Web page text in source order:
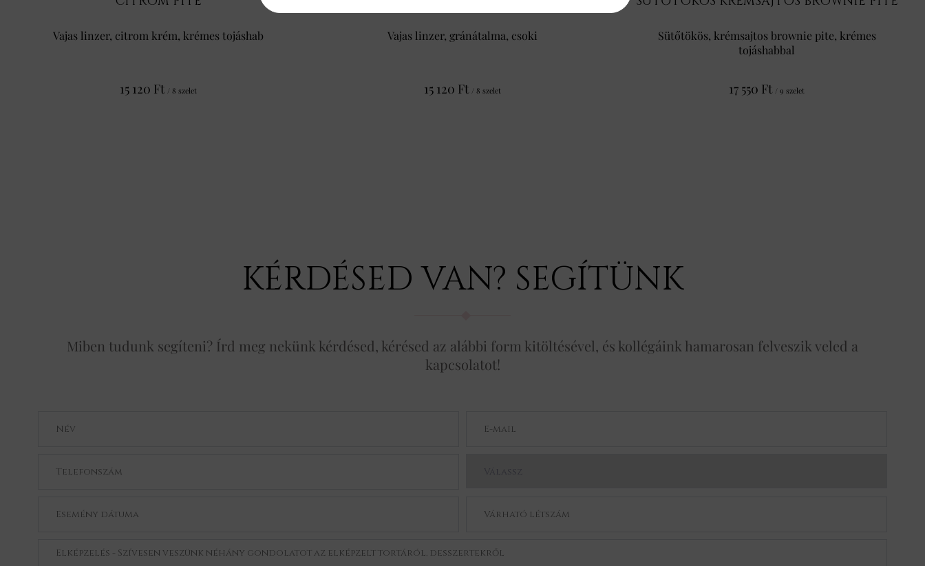
Vajas linzer, citrom krém, krémes tojáshab
15 120 Ft / 8 szelet
Vajas linzer, gránátalma, csoki
15 120 Ft / 8 szelet
Sütőtökös, krémsajtos brownie pite, krémes
tojáshabbal
17 550 Ft / 9 szelet
KÉRDÉSED VAN? SEGÍTÜNK
Miben tudunk segíteni? Írd meg nekünk kérdésed, kérésed az alábbi form kitöltésével, és kollégáink hamarosan felveszik veled a
kapcsolatot!